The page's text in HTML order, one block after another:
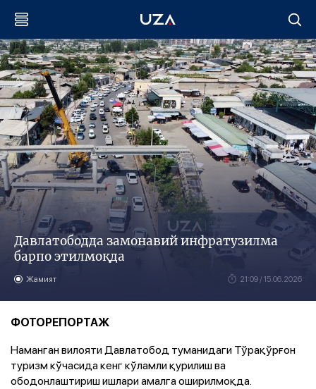
Давлатободда замонавий инфратузилма
барпо этилмоқда
Жамият 21:09 / 15.06.2026
ФОТОРЕПОРТАЖ
Наманган вилояти Давлатобод туманидаги Тўрақўрғон
туризм кўчасида кенг кўламли қурилиш ва
ободонлаштириш ишлари амалга оширилмоқда.